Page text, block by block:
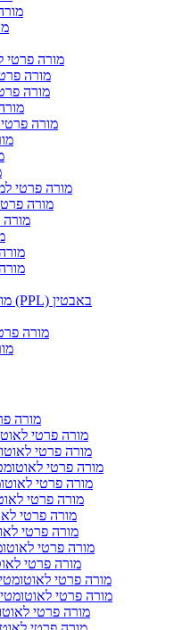
מורה פרטי
מורה
מורה
מורה
מורה פרטי
מורה
מורה
מורה פרטי לעקרונות שפות תכנות (PPL) באבטין
מורה
מורה
מורה פרטי
מורה פרטי
מורה פרטי
מורה פרטי
מורה פרטי
מורה פרטי
מורה פרטי
מורה פרטי
מורה פרטי
מורה פרטי
מורה פרטי
מורה פרטי